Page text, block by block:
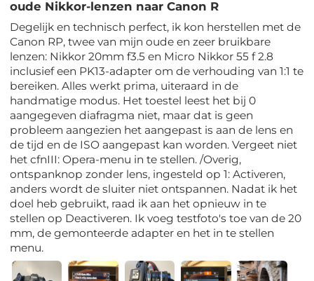
oude Nikkor-lenzen naar Canon R
Degelijk en technisch perfect, ik kon herstellen met de
Canon RP, twee van mijn oude en zeer bruikbare
lenzen: Nikkor 20mm f3.5 en Micro Nikkor 55 f 2.8
inclusief een PK13-adapter om de verhouding van 1:1 te
bereiken. Alles werkt prima, uiteraard in de
handmatige modus. Het toestel leest het bij 0
aangegeven diafragma niet, maar dat is geen
probleem aangezien het aangepast is aan de lens en
de tijd en de ISO aangepast kan worden. Vergeet niet
het cfnIII: Opera-menu in te stellen. /Overig,
ontspanknop zonder lens, ingesteld op 1: Activeren,
anders wordt de sluiter niet ontspannen. Nadat ik het
doel heb gebruikt, raad ik aan het opnieuw in te
stellen op Deactiveren. Ik voeg testfoto's toe van de 20
mm, de gemonteerde adapter en het in te stellen
menu.